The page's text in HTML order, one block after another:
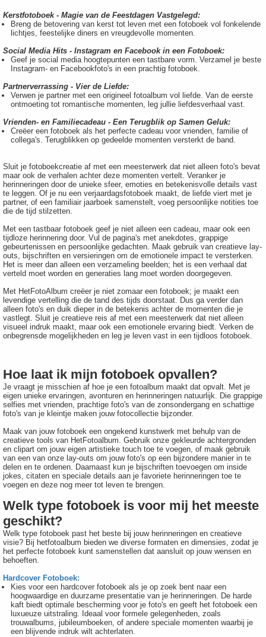
Kerstfotoboek - Magie van de Feestdagen Vastgelegd:
Breng de betovering van kerst tot leven met een fotoboek vol fonkelende
lichtjes, feestelijke diners en vreugdevolle momenten.
Social Media Hits - Instagram en Facebook in een Fotoboek:
Geef je social media hoogtepunten een tastbare vorm. Verzamel je beste
Instagram- en Facebookfoto's in een prachtig fotoboek.
Partnerverrassing - Vier de Liefde:
Verwen je partner met een origineel fotoalbum vol liefde. Van de eerste
ontmoeting tot romantische momenten, leg jullie liefdesverhaal vast.
Vrienden- en Familiecadeau - Een Terugblik op Samen Geluk:
Creëer een fotoboek als het perfecte cadeau voor vrienden, familie of
collega's. Terugblikken op gedeelde momenten versterkt de band.
Sluit je fotoboekcreatie af met een meesterwerk dat niet alleen foto's bevat
maar ook de verhalen achter deze momenten vertelt. Veranker je
herinneringen door de unieke sfeer, emoties en betekenisvolle details vast
te leggen. Of je nu een verjaardagsfotoboek maakt, de liefde viert met je
partner, of een familiair jaarboek samenstelt, voeg persoonlijke notities toe
die de tijd stilzetten.
Met een tastbaar fotoboek geef je niet alleen een cadeau, maar ook een
tijdloze herinnering door. Vul de pagina's met anekdotes, grappige
gebeurtenissen en persoonlijke gedachten. Maak gebruik van creatieve lay-
outs, bijschriften en versieringen om de emotionele impact te versterken.
Het is meer dan alleen een verzameling beelden; het is een verhaal dat
verteld moet worden en generaties lang moet worden doorgegeven.
Met HetFotoAlbum creëer je niet zomaar een fotoboek; je maakt een
levendige vertelling die de tand des tijds doorstaat. Dus ga verder dan
alleen foto's en duik dieper in de betekenis achter de momenten die je
vastlegt. Sluit je creatieve reis af met een meesterwerk dat niet alleen
visueel indruk maakt, maar ook een emotionele ervaring biedt. Verken de
onbegrensde mogelijkheden en leg je leven vast in een tijdloos fotoboek.
Hoe laat ik mijn fotoboek opvallen?
Je vraagt je misschien af hoe je een fotoalbum maakt dat opvalt. Met je
eigen unieke ervaringen, avonturen en herinneringen natuurlijk. Die grappige
selfies met vrienden, prachtige foto's van de zonsondergang en schattige
foto's van je kleintje maken jouw fotocollectie bijzonder.
Maak van jouw fotoboek een ongekend kunstwerk met behulp van de
creatieve tools van HetFotoalbum. Gebruik onze gekleurde achtergronden
en clipart om jouw eigen artistieke touch toe te voegen, of maak gebruik
van een van onze lay-outs om jouw foto's op een bijzondere manier in te
delen en te ordenen. Daarnaast kun je bijschriften toevoegen om inside
jokes, citaten en speciale details aan je favoriete herinneringen toe te
voegen en deze nog meer tot leven te brengen.
Welk type fotoboek is voor mij het meeste
geschikt?
Welk type fotoboek past het beste bij jouw herinneringen en creatieve
visie? Bij hetfotoalbum bieden we diverse formaten en dimensies, zodat je
het perfecte fotoboek kunt samenstellen dat aansluit op jouw wensen en
behoeften.
Hardcover Fotoboek:
Kies voor een hardcover fotoboek als je op zoek bent naar een
hoogwaardige en duurzame presentatie van je herinneringen. De harde
kaft biedt optimale bescherming voor je foto's en geeft het fotoboek een
luxueuze uitstraling. Ideaal voor formele gelegenheden, zoals
trouwalbums, jubileumboeken, of andere speciale momenten waarbij je
een blijvende indruk wilt achterlaten.